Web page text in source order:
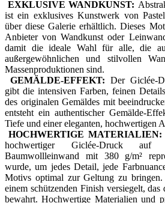
EXKLUSIVE WANDKUNST:
ist ein exklusives Kunstwerk von
über diese Galerie erhältlich. Dieses
Anbieter von Wandkunst oder
damit die ideale Wahl für alle, die
außergewöhnlichen und stilvollen
Massenproduktionen sind.
GEMÄLDE-EFFEKT: Der Giclée-
gibt die intensiven Farben, feinen
des originalen Gemäldes mit
entsteht ein authentischer Gemälde-
Tiefe und einer eleganten, hochwertigen
HOCHWERTIGE MATERIALIEN:
hochwertiger Giclée-Druck
Baumwollleinwand mit 380 g/m²
wurde, um jedes Detail, jede
Motivs optimal zur Geltung zu
einem schützenden Finish versiegelt,
bewahrt. Hochwertige Materialien und